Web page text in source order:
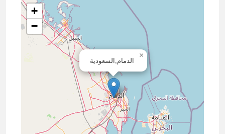
الدمام,السعودية
×
+
−